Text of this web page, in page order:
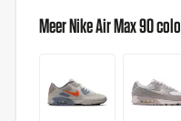
Meer Nike Air Max 90